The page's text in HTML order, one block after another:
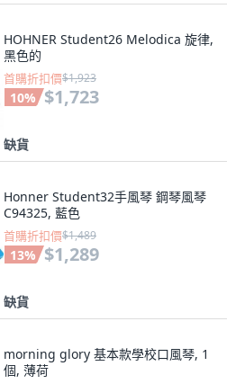
HOHNER Student26 Melodica 旋律,
黑色的
首購折扣價$1,923
10% $1,723
缺貨
Honner Student32手風琴 鋼琴風琴
C94325, 藍色
首購折扣價$1,489
13% $1,289
缺貨
morning glory 基本款學校口風琴, 1
個, 薄荷